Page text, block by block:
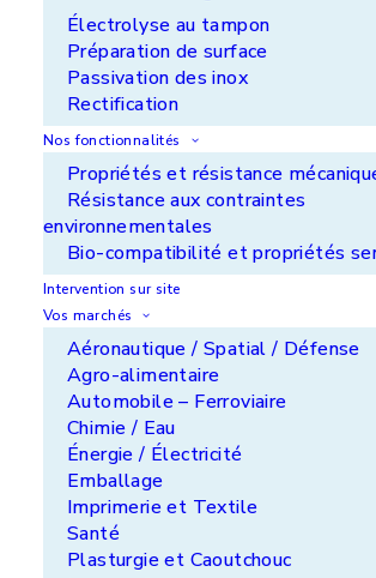
Électrolyse au tampon
Préparation de surface
Passivation des inox
Rectification
Nos fonctionnalités
Propriétés et résistance
Résistance aux contraintes
environnementales
Bio-compatibilité et propriétés
Intervention sur site
Vos marchés
Aéronautique / Spatial / Défense
Agro-alimentaire
Automobile – Ferroviaire
Chimie / Eau
Énergie / Électricité
Emballage
Imprimerie et Textile
Santé
Plasturgie et Caoutchouc
thermique, nos solutions offrent une
robuste contre de nombreuses
corrosives.
Pour en savoir plus et vous aider à
meilleure solution pour vos pièces,
https://www.aps-coatings.com/
APS Ile de France - ZI de
Noisiel
+33 (0)1 60 37 50 00
APS Aquitaine - ZA du Luget -
Medoc
+33 (0)5 56 70 24 14
METRASUR SAS - ZI de
Figeac
+33 (0)5 65 34 46 29